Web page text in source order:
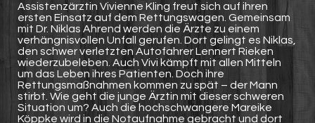
Assistenzärztin Vivienne Kling freut sich auf ihren
ersten Einsatz auf dem Rettungswagen. Gemeinsam
mit Dr. Niklas Ahrend werden die Ärzte zu einem
verhängnisvollen Unfall gerufen. Dort gelingt es Niklas,
den schwer verletzten Autofahrer Lennert Rieken
wiederzubeleben. Auch Vivi kämpft mit allen Mitteln
um das Leben ihres Patienten. Doch ihre
Rettungsmaßnahmen kommen zu spät – der Mann
stirbt. Wie geht die junge Ärztin mit dieser schweren
Situation um? Auch die hochschwangere Mareike
Köppke wird in die Notaufnahme gebracht und dort